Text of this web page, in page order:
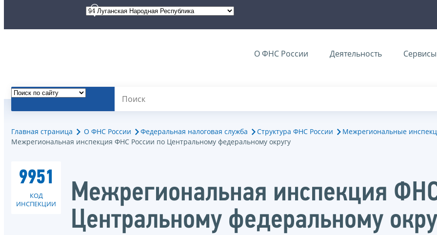
О ФНС России Деятельность Сервисы
Главная страница О ФНС России Федеральная налоговая служба Структура ФНС России
Межрегиональные
Межрегиональная инспекция ФНС России по Центральному федеральному округу
9951
КОД
ИНСПЕКЦИИ
Межрегиональная инспекция
Центральному федеральному